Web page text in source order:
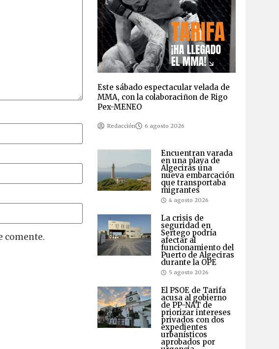
comente.
Este sábado espectacular velada de
MMA, con la colaboraciñon de Rigo
Pex-MENEO
Redacción 6 agosto 2026
Encuentran varada
en una playa de
Algeciras una
nueva embarcación
que transportaba
migrantes
4 agosto 2026
La crisis de
seguridad en
Sertego podría
afectar al
funcionamiento del
Puerto de Algeciras
durante la OPE
5 agosto 2026
El PSOE de Tarifa
acusa al gobierno
de PP-NAT de
priorizar intereses
privados con dos
expedientes
urbanísticos
aprobados por